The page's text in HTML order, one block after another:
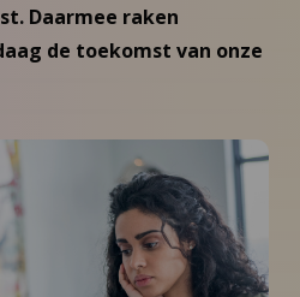
Daarmee raken
de toekomst van onze